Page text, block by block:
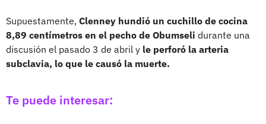
Supuestamente, Clenney hundió un cuchillo de cocina
8,89 centímetros en el pecho de Obumseli durante una
discusión el pasado 3 de abril y le perforó la arteria
subclavia, lo que le causó la muerte.
Te puede interesar: